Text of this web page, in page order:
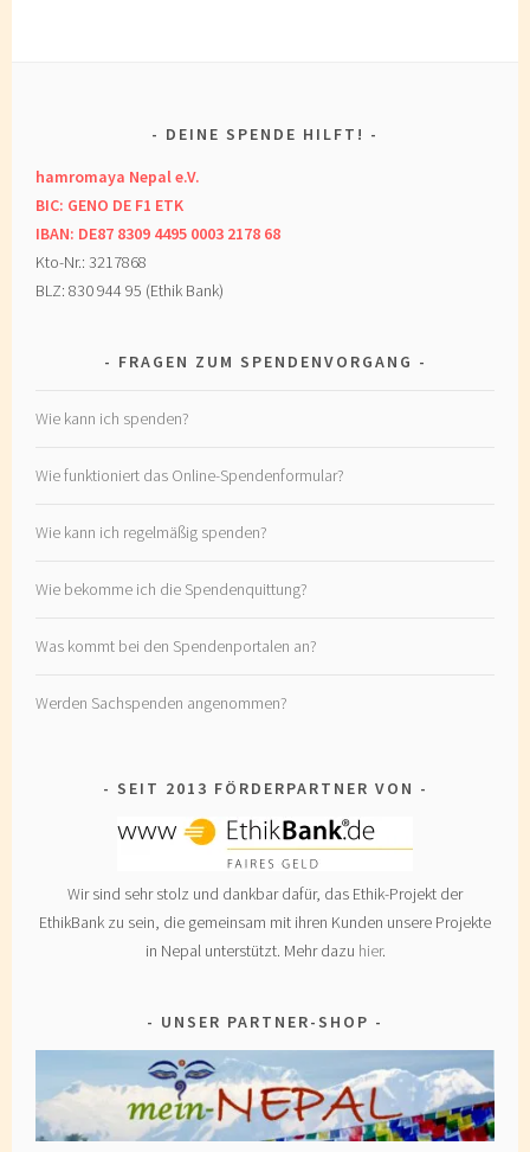
DEINE SPENDE HILFT!
hamromaya Nepal e.V.
BIC: GENO DE F1 ETK
IBAN: DE87 8309 4495 0003 2178 68
Kto-Nr.: 3217868
BLZ: 830 944 95 (Ethik Bank)
FRAGEN ZUM SPENDENVORGANG
Wie kann ich spenden?
Wie funktioniert das Online-Spendenformular?
Wie kann ich regelmäßig spenden?
Wie bekomme ich die Spendenquittung?
Was kommt bei den Spendenportalen an?
Werden Sachspenden angenommen?
SEIT 2013 FÖRDERPARTNER VON
Wir sind sehr stolz und dankbar dafür, das Ethik-Projekt der
EthikBank zu sein, die gemeinsam mit ihren Kunden unsere Projekte
in Nepal unterstützt. Mehr dazu hier.
UNSER PARTNER-SHOP